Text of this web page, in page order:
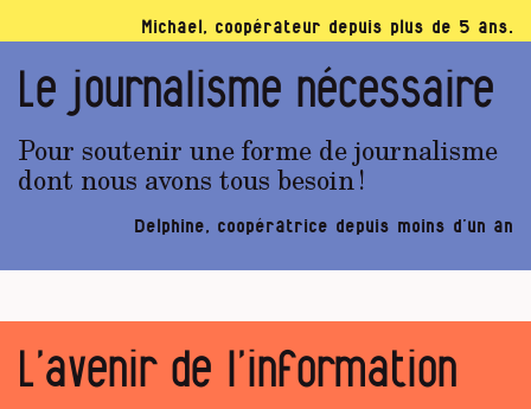
Michael, coopérateur depuis plus de 5 ans.
Le journalisme nécessaire
Pour soutenir une forme de journalisme
dont nous avons tous besoin !
Delphine, coopératrice depuis moins d’un an
L’avenir de l’information